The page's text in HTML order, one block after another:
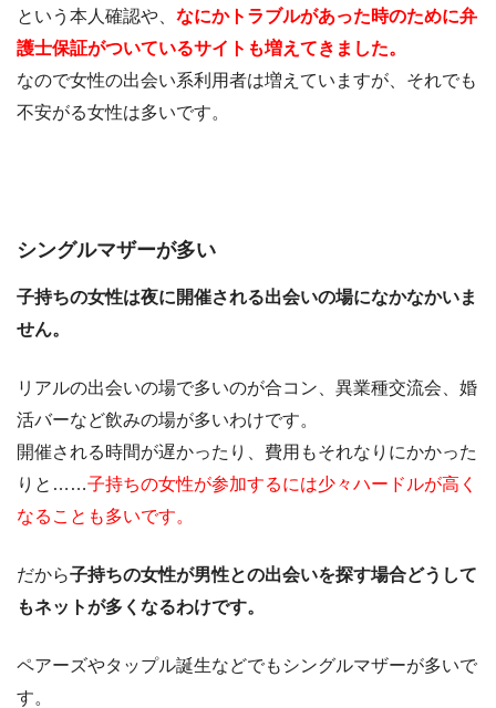
という本人確認や、 なにかトラブルがあった時のために弁
護士保証がついているサイトも増えてきました。
なので女性の出会い系利用者は増えていますが、それでも
不安がる女性は多いです。
シングルマザーが多い
子持ちの女性は夜に開催される出会いの場になかなかいま
せん。
リアルの出会いの場で多いのが合コン、異業種交流会、婚
活バーなど飲みの場が多いわけです。
開催される時間が遅かったり、費用もそれなりにかかった
りと……子持ちの女性が参加するには少々ハードルが高く
なることも多いです。
だから子持ちの女性が男性との出会いを探す場合どうして
もネットが多くなるわけです。
ペアーズやタップル誕生などでもシングルマザーが多いで
す。